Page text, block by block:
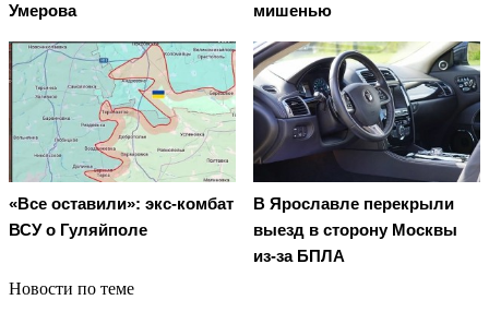
Умерова
мишенью
«Все оставили»: экс-комбат
ВСУ о Гуляйполе
В Ярославле перекрыли
выезд в сторону Москвы
из-за БПЛА
Новости по теме